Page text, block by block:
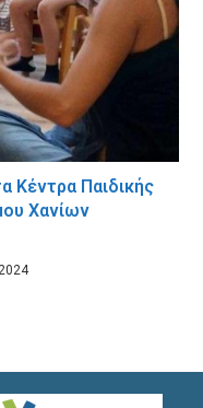
Κέντρα Παιδικής
Χανίων